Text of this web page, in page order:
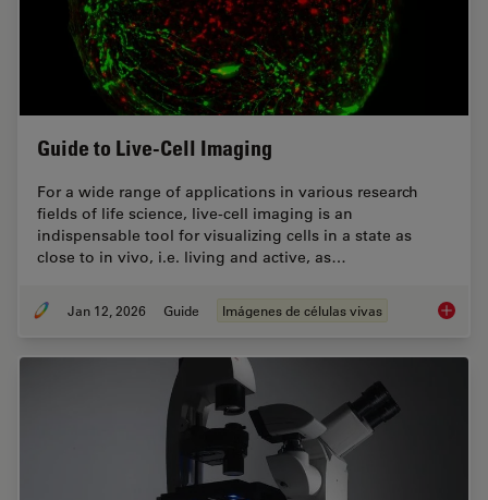
Guide to Live-Cell Imaging
For a wide range of applications in various research
fields of life science, live-cell imaging is an
indispensable tool for visualizing cells in a state as
close to in vivo, i.e. living and active, as…
Jan 12, 2026 Guide Imágenes de células vivas Guide